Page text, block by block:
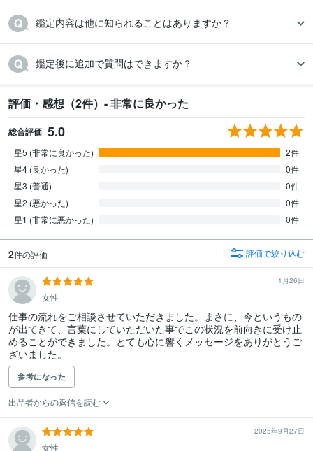
鑑定内容は他に知られることはありますか？
鑑定後に追加で質問はできますか？
評価・感想（2件）- 非常に良かった
総合評価 5.0
星5 (非常に良かった)
2件
星4 (良かった)
0件
星3 (普通)
0件
星2 (悪かった)
0件
星1 (非常に悪かった)
0件
2件の評価 評価で絞り込む
1月26日
女性
仕事の流れをご相談させていただきました。まさに、今というもの
が出てきて、言葉にしていただいた事でこの状況を前向きに受け止
めることができました。とても心に響くメッセージをありがとうご
ざいました。
参考になった
出品者からの返信を読む
2025年9月27日
女性